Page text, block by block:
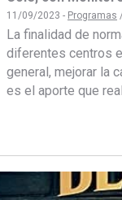
11/09/2023 - Programas
La finalidad de
diferentes centros
general, mejorar la
es el aporte que